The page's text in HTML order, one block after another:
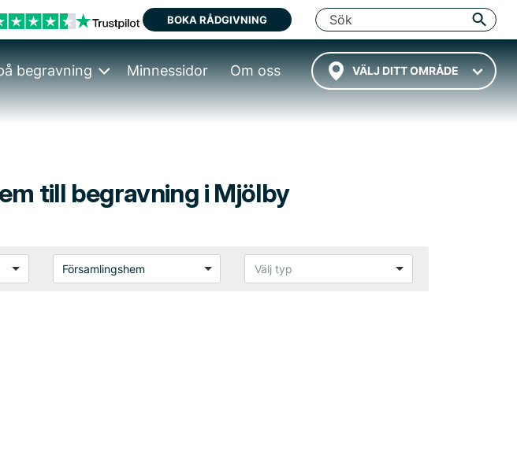
BOKA RÅDGIVNING
VÄLJ DITT OMRÅDE
begravning Minnessidor Om oss
till begravning i Mjölby
Församlingshem Välj typ